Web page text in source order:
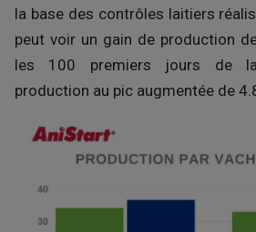
la base des contrôles laitiers
peut voir un gain de production
les 100 premiers jours de
production au pic augmentée de